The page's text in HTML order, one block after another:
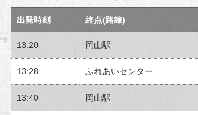
出発時刻 終点(路線)
13:20 岡山駅
13:28 ふれあいセンター
13:40 岡山駅